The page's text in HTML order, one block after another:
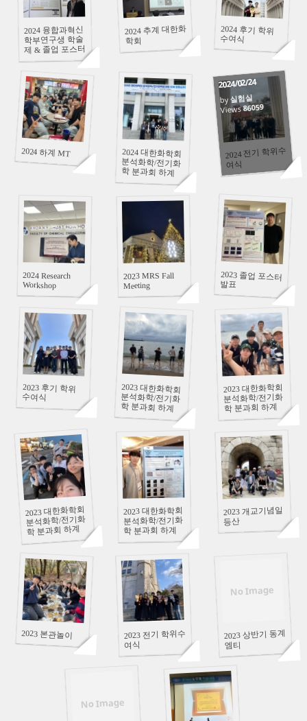
2024 융합과혁신
학부연구생 학술
제 & 졸업 포스터
발표
2024 추계 대한화
학회
2024 후기 학위
수여식
2024 하계 MT
82367
2024 대한화학회
분석화학/전기화
학 분과회 하계
합동 심포지엄
82757
2024 전기 학위수
여식
2024/02/24
by실험실
Views86059
2024 Research
Workshop
86769
2023 MRS Fall
Meeting
90824
2023 졸업 포스터
발표
93090
2023 후기 학위
수여식
86825
2023 대한화학회
분석화학/전기화
학 분과회 하계
심포지엄_4탄
92585
2023 대한화학회
분석화학/전기화
학 분과회 하계
심포지엄_3탄
92755
2023 대한화학회
분석화학/전기화
학 분과회 하계
심포지엄_2탄
92409
2023 대한화학회
분석화학/전기화
학 분과회 하계
심포지엄_1탄
92337
2023 개교기념일
등산
92102
2023 본관놀이
92800
2023 전기 학위수
여식
92166 No Image
2023 상반기 동계
엠티
92544
No Image
91781 93024